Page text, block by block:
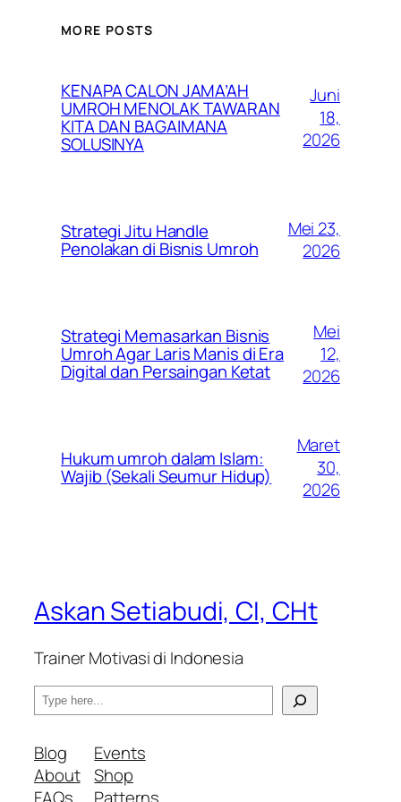
MORE POSTS
KENAPA CALON JAMA’AH
UMROH MENOLAK TAWARAN
KITA DAN BAGAIMANA
SOLUSINYA
Juni
18,
2026
Strategi Jitu Handle
Penolakan di Bisnis Umroh
Mei 23,
2026
Strategi Memasarkan Bisnis
Umroh Agar Laris Manis di Era
Digital dan Persaingan Ketat
Mei
12,
2026
Hukum umroh dalam Islam:
Wajib (Sekali Seumur Hidup)
Maret
30,
2026
Askan Setiabudi, CI, CHt
Trainer Motivasi di Indonesia
S
e
r
c
Blog
About
Events
Shop